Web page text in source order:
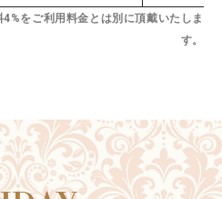
をご利用料金とは別に頂戴いたしま
す。